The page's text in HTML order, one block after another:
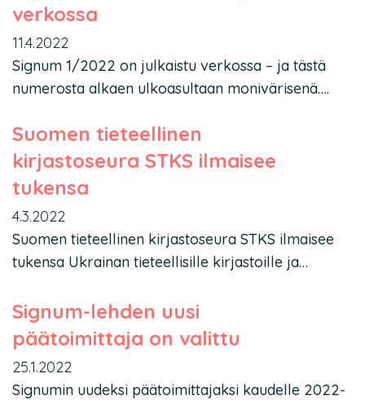
verkossa
11.4.2022
Signum 1/2022 on julkaistu verkossa – ja tästä
numerosta alkaen ulkoasultaan monivärisenä….
Suomen tieteellinen
kirjastoseura STKS ilmaisee
tukensa
4.3.2022
Suomen tieteellinen kirjastoseura STKS ilmaisee
tukensa Ukrainan tieteellisille kirjastoille ja…
Signum-lehden uusi
päätoimittaja on valittu
25.1.2022
Signumin uudeksi päätoimittajaksi kaudelle 2022-